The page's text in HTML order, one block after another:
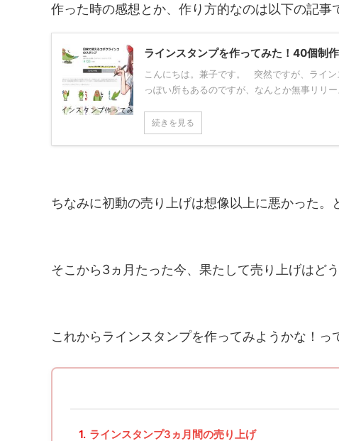
作った時の感想とか、作り方的なのは以下の記事
ラインスタンプを作ってみた！40個制
こんにちは。兼子です。 突然ですが、ライ
っぽい所もあるのですが、なんとか無事リリ
続きを見る
ちなみに初動の売り上げは想像以上に悪かった。
そこから3ヵ月たった今、果たして売り上げはど
これからラインスタンプを作ってみようかな！っ
1. ラインスタンプ3ヵ月間の売り上げ